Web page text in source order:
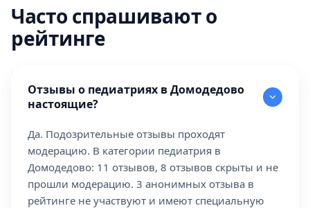
Часто спрашивают о
рейтинге
Отзывы о педиатриях в Домодедово
настоящие?
Да. Подозрительные отзывы проходят
модерацию. В категории педиатрия в
Домодедово: 11 отзывов, 8 отзывов скрыты и не
прошли модерацию. 3 анонимных отзыва в
рейтинге не участвуют и имеют специальную